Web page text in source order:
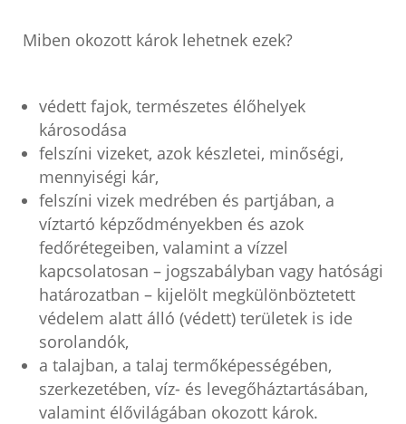
Miben okozott károk lehetnek ezek?
védett fajok, természetes élőhelyek
károsodása
felszíni vizeket, azok készletei, minőségi,
mennyiségi kár,
felszíni vizek medrében és partjában, a
víztartó képződményekben és azok
fedőrétegeiben, valamint a vízzel
kapcsolatosan – jogszabályban vagy hatósági
határozatban – kijelölt megkülönböztetett
védelem alatt álló (védett) területek is ide
sorolandók,
a talajban, a talaj termőképességében,
szerkezetében, víz- és levegőháztartásában,
valamint élővilágában okozott károk.